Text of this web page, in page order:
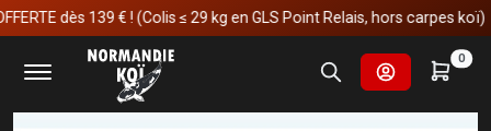
dès 139 € ! (Colis ≤ 29 kg en GLS Point Relais, hors carpes koï)
0
Accueil Matériels Red Label Basic Drum Filter 80/100